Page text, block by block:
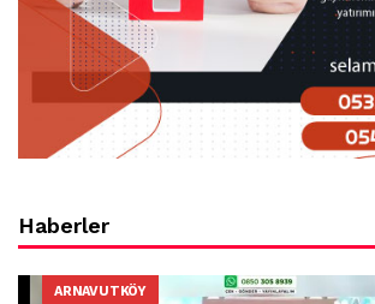
Haberler
ARNAVUTKÖY